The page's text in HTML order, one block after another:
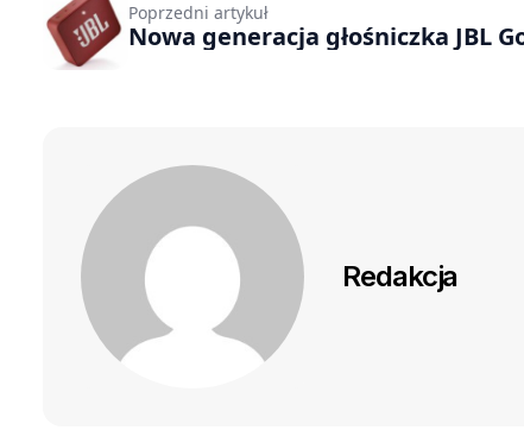
Poprzedni artykuł
Nowa generacja głośniczka JBL
Redakcja